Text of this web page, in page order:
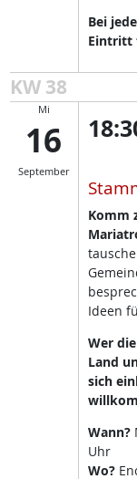
Bei
Eintritt
KW 38
Mi
16
September
Komm
Ideen
Wer
Land
sich
Wann?
Uhr
Wo?